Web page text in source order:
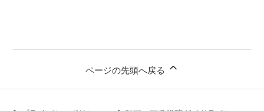
ページの先頭へ戻る